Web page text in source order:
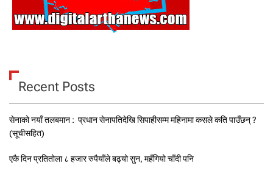
Recent Posts
सेनाको नयाँ तलबमान : प्रधान सेनापतिदेखि सिपाहीसम्म महिनामा कसले कति पाउँछन् ?
(सूचीसहित)
एकै दिन प्रतितोला ८ हजार रुपैयाँले बढ्यो सुन, महँगियो चाँदी पनि